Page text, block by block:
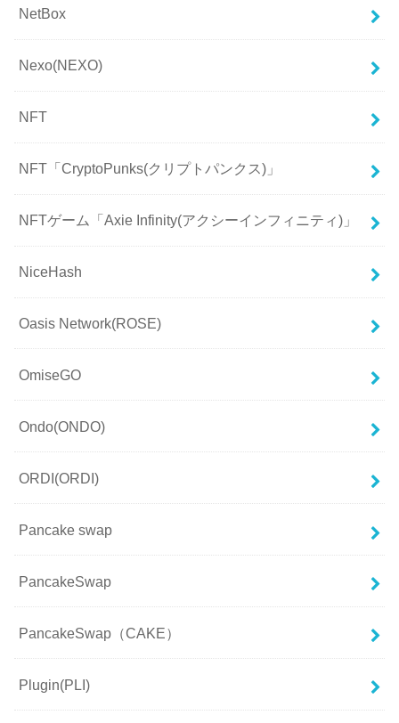
NetBox
Nexo(NEXO)
NFT
NFT「CryptoPunks(クリプトパンクス)」
NFTゲーム「Axie Infinity(アクシーインフィニティ)」
NiceHash
Oasis Network(ROSE)
OmiseGO
Ondo(ONDO)
ORDI(ORDI)
Pancake swap
PancakeSwap
PancakeSwap（CAKE）
Plugin(PLI)